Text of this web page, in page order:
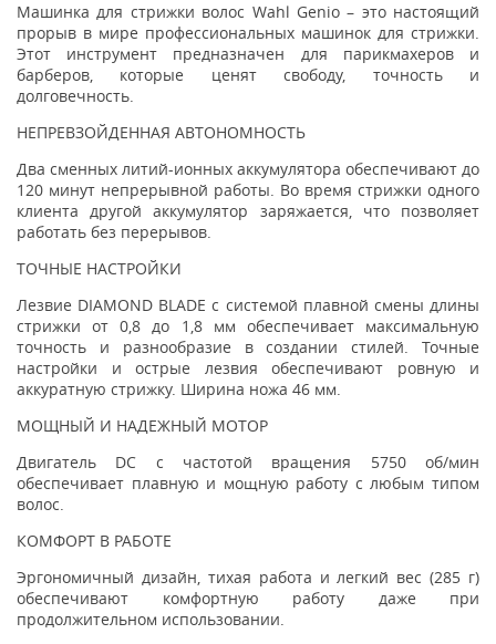
Машинка для стрижки волос Wahl Genio – это настоящий
прорыв в мире профессиональных машинок для стрижки.
Этот инструмент предназначен для парикмахеров и
барберов, которые ценят свободу, точность и
долговечность.
НЕПРЕВЗОЙДЕННАЯ АВТОНОМНОСТЬ
Два сменных литий-ионных аккумулятора обеспечивают до
120 минут непрерывной работы. Во время стрижки одного
клиента другой аккумулятор заряжается, что позволяет
работать без перерывов.
ТОЧНЫЕ НАСТРОЙКИ
Лезвие DIAMOND BLADE с системой плавной смены длины
стрижки от 0,8 до 1,8 мм обеспечивает максимальную
точность и разнообразие в создании стилей. Точные
настройки и острые лезвия обеспечивают ровную и
аккуратную стрижку. Ширина ножа 46 мм.
МОЩНЫЙ И НАДЕЖНЫЙ МОТОР
Двигатель DC с частотой вращения 5750 об/мин
обеспечивает плавную и мощную работу с любым типом
волос.
КОМФОРТ В РАБОТЕ
Эргономичный дизайн, тихая работа и легкий вес (285 г)
обеспечивают комфортную работу даже при
продолжительном использовании.